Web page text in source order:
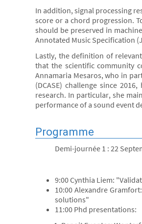
In addition, signal processing
score or a chord progression.
should be preserved in
Annotated Music Specification
Lastly, the definition of
that the scientific community
Annamaria Mesaros, who in
(DCASE) challenge since
research. In particular, she
performance of a sound event
Programme
Demi-journée 1 : 22
9:00 Cynthia Liem:
10:00 Alexandre
solutions"
11:00 Phd presentations: